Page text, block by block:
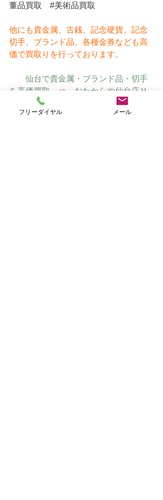
董品買取
#美術品買取
他にも貴金属、古銭、記念硬貨、記念
切手、ブランド品、各種金券なども高
価で買取りを行っております。
仙台で貴金属・ブランド品・切手
を高価買取
⇒ おたからや仙台店Ｈ
Ｐ（オリジナルサイト）
フリーダイヤル メール